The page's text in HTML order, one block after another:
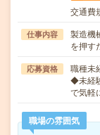
交通費
仕事内容
製造機
を押す
応募資格
職種未
◆未経
で気軽
職場の雰囲気